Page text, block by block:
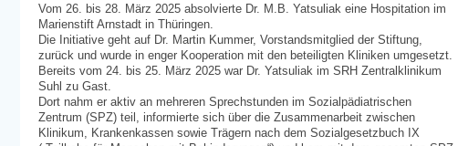
Vom 26. bis 28. März 2025 absolvierte Dr. M.B. Yatsuliak eine Hospitation im
Marienstift Arnstadt in Thüringen.
Die Initiative geht auf Dr. Martin Kummer, Vorstandsmitglied der Stiftung,
zurück und wurde in enger Kooperation mit den beteiligten Kliniken umgesetzt.
Bereits vom 24. bis 25. März 2025 war Dr. Yatsuliak im SRH Zentralklinikum
Suhl zu Gast.
Dort nahm er aktiv an mehreren Sprechstunden im Sozialpädiatrischen
Zentrum (SPZ) teil, informierte sich über die Zusammenarbeit zwischen
Klinikum, Krankenkassen sowie Trägern nach dem Sozialgesetzbuch IX